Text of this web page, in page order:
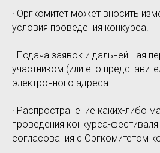
· Оргкомитет может вносить
условия проведения конкурса.
· Подача заявок и дальнейшая
участником (или его
электронного адреса.
· Распространение каких-либо
проведения конкурса-
согласования с Оргкомитетом